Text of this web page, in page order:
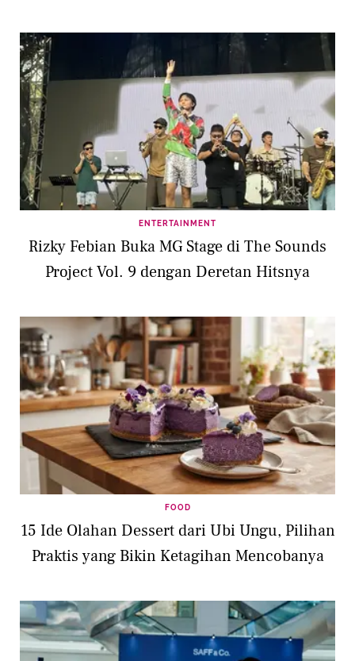
ENTERTAINMENT
Rizky Febian Buka MG Stage di The Sounds
Project Vol. 9 dengan Deretan Hitsnya
FOOD
15 Ide Olahan Dessert dari Ubi Ungu, Pilihan
Praktis yang Bikin Ketagihan Mencobanya